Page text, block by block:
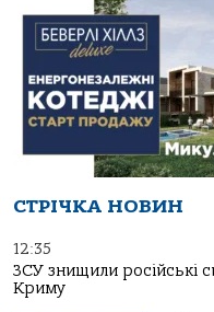
СТРІЧКА НОВИН
12:35
ЗСУ знищили російські
Криму